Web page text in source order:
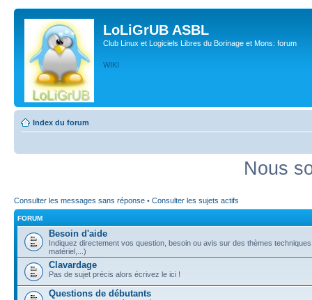
LoLiGrUB ASBL
Club Linux et Logiciels Libres du Borinage et Mons: forum
WIKI
Index du forum
Nous
Consulter les messages sans réponse • Consulter les sujets actifs
FORUM
Besoin d'aide
Indiquez directement vos question, besoin ou avis sur des thèmes
matériel,...)
Clavardage
Pas de sujet précis alors écrivez le ici !
Questions de débutants